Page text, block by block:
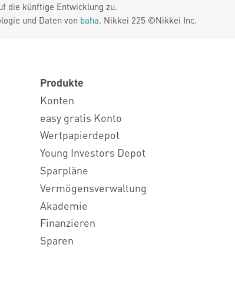
die künftige Entwicklung zu.
und Daten von baha. Nikkei 225 ©Nikkei Inc.
Produkte
Konten
easy gratis Konto
Wertpapierdepot
Young Investors Depot
Sparpläne
Vermögensverwaltung
Akademie
Finanzieren
Sparen